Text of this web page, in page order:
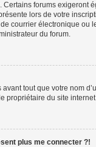
forums
lors de votre
courrier électronique
du forum.
tout que votre nom
du site
plus me connecter ?!